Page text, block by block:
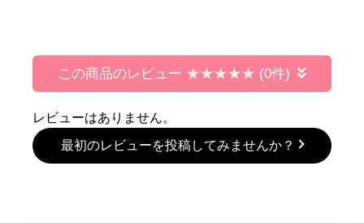
この商品のレビュー (0件)
レビューはありません。
最初のレビューを投稿してみませんか？